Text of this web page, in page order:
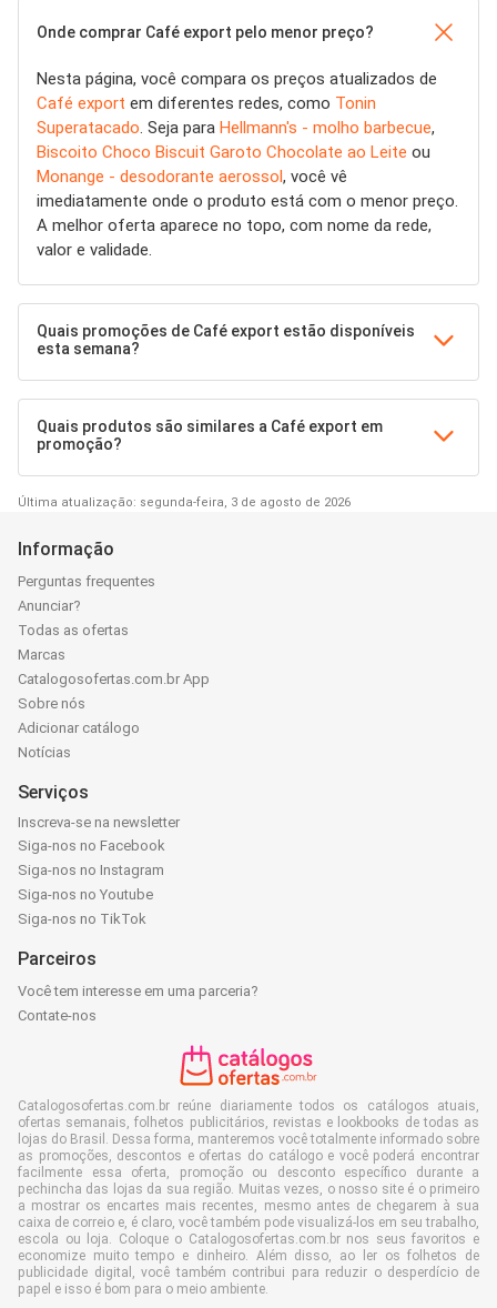
Onde comprar Café export pelo menor preço?
Nesta página, você compara os preços atualizados de
Café export em diferentes redes, como Tonin
Superatacado. Seja para Hellmann's - molho barbecue,
Biscoito Choco Biscuit Garoto Chocolate ao Leite ou
Monange - desodorante aerossol, você vê
imediatamente onde o produto está com o menor preço.
A melhor oferta aparece no topo, com nome da rede,
valor e validade.
Quais promoções de Café export estão disponíveis
esta semana?
Quais produtos são similares a Café export em
promoção?
Última atualização: segunda-feira, 3 de agosto de 2026
Informação
Perguntas frequentes
Anunciar?
Todas as ofertas
Marcas
Catalogosofertas.com.br App
Sobre nós
Adicionar catálogo
Notícias
Serviços
Inscreva-se na newsletter
Siga-nos no Facebook
Siga-nos no Instagram
Siga-nos no Youtube
Siga-nos no TikTok
Parceiros
Você tem interesse em uma parceria?
Contate-nos
Catalogosofertas.com.br reúne diariamente todos os catálogos atuais,
ofertas semanais, folhetos publicitários, revistas e lookbooks de todas as
lojas do Brasil. Dessa forma, manteremos você totalmente informado sobre
as promoções, descontos e ofertas do catálogo e você poderá encontrar
facilmente essa oferta, promoção ou desconto específico durante a
pechincha das lojas da sua região. Muitas vezes, o nosso site é o primeiro
a mostrar os encartes mais recentes, mesmo antes de chegarem à sua
caixa de correio e, é claro, você também pode visualizá-los em seu trabalho,
escola ou loja. Coloque o Catalogosofertas.com.br nos seus favoritos e
economize muito tempo e dinheiro. Além disso, ao ler os folhetos de
publicidade digital, você também contribui para reduzir o desperdício de
papel e isso é bom para o meio ambiente.